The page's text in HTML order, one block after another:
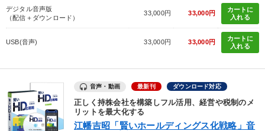
改善・生産性向上
全国経営者セミナー収録〈売れ筋・人気〉音声＆動画20選
目的別
デジタル音声版
（配信＋ダウンロード）
33,000円 33,000円
カートに
入れる
USB(音声) 33,000円 33,000円
カートに
入れる
音声・動画 最新刊 ダウンロード対応
正しく持株会社を構築しフル活用、経営や税制のメ
リットを最大化する
江幡吉昭「賢いホールディングス化戦略」音